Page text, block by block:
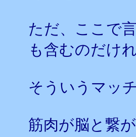
ただ、ここで
も含むのだけれ
そういうマッ
筋肉が脳と繋